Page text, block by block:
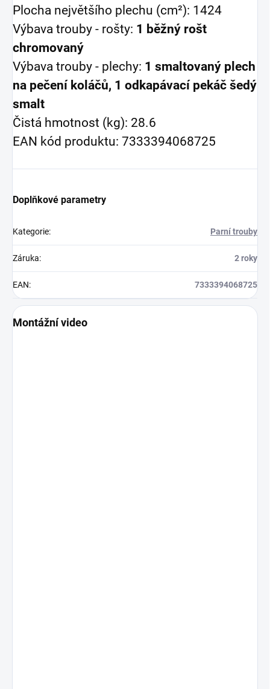
Plocha největšího plechu (cm²): 1424
Výbava trouby - rošty: 1 běžný rošt
chromovaný
Výbava trouby - plechy: 1 smaltovaný plech
na pečení koláčů, 1 odkapávací pekáč šedý
smalt
Čistá hmotnost (kg): 28.6
EAN kód produktu: 7333394068725
Doplňkové parametry
Kategorie: Parní trouby
Záruka: 2 roky
EAN: 7333394068725
Montážní video